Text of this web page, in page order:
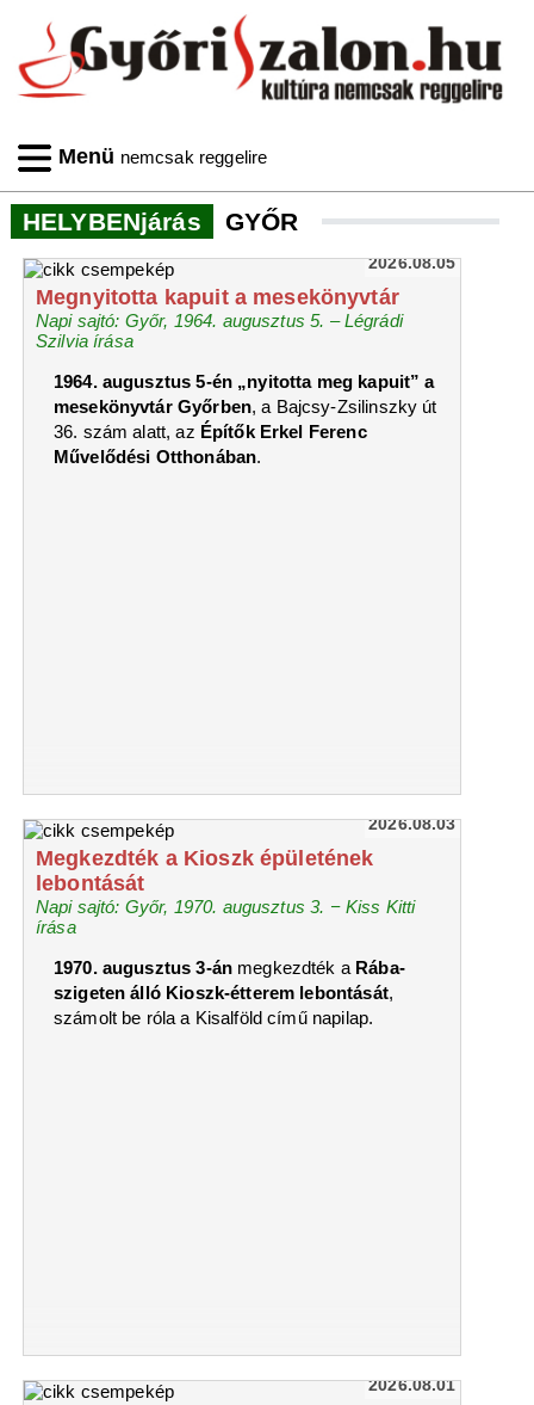
Menü nemcsak reggelire
HELYBENjárás GYŐR
2026.08.05
Megnyitotta kapuit a mesekönyvtár
Napi sajtó: Győr, 1964. augusztus 5. – Légrádi
Szilvia írása
1964. augusztus 5-én „nyitotta meg kapuit” a
mesekönyvtár Győrben, a Bajcsy-Zsilinszky út
36. szám alatt, az Építők Erkel Ferenc
Művelődési Otthonában.
2026.08.03
Megkezdték a Kioszk épületének
lebontását
Napi sajtó: Győr, 1970. augusztus 3. − Kiss Kitti
írása
1970. augusztus 3-ánmegkezdték a Rába-
szigeten álló Kioszk-étterem lebontását,
számolt be róla a Kisalföld című napilap.
2026.08.01